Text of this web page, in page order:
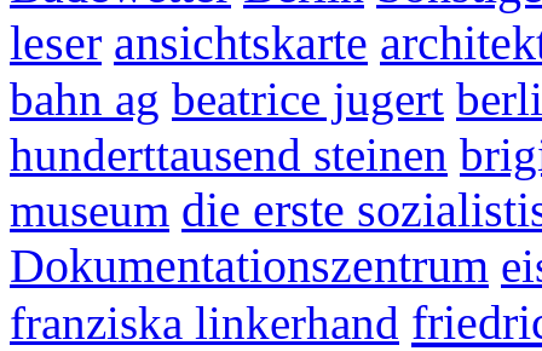
leser ansichtskarte
bahn ag beatrice jugert
hunderttausend steinen
museum die erste
Dokumentationszentrum
franziska linkerhand